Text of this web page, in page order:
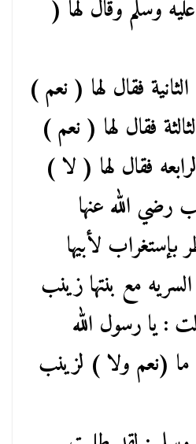
وسلم وقال لها (
فقال لها ( نعم )
فقال لها ( نعم )
فقال لها ( لا )
رضي الله عنها
بإستغراب لأبيها
مع بنتها زينب
: يا رسول الله
ما (نعم ولا ) لزينب